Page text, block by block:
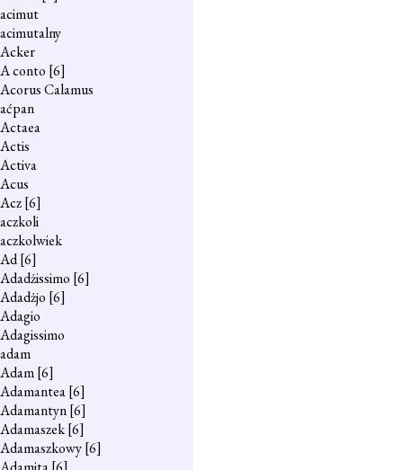
acimut
acimutalny
Acker
A conto [6]
Acorus Calamus
aćpan
Actaea
Actis
Activa
Acus
Acz[6]
aczkoli
aczkolwiek
Ad[6]
Adadżissimo [6]
Adadżjo [6]
Adagio
Adagissimo
adam
Adam[6]
Adamantea[6]
Adamantyn[6]
Adamaszek[6]
Adamaszkowy[6]